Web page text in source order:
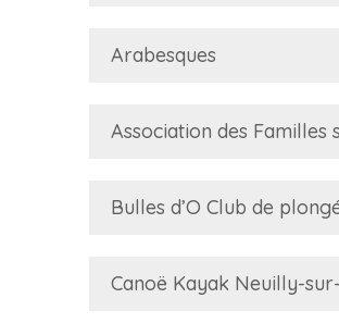
Arabesques
Association des
Bulles d’O Club de
Canoë Kayak Neuilly-